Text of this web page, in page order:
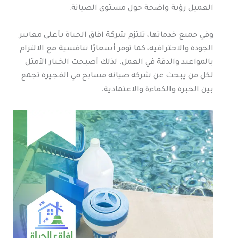
العميل رؤية واضحة حول مستوى الصيانة.
وفي جميع خدماتها، تلتزم شركة افاق الحياة بأعلى معايير
الجودة والاحترافية، كما توفر أسعارًا تنافسية مع الالتزام
بالمواعيد والدقة في العمل. لذلك أصبحت الخيار الأمثل
لكل من يبحث عن شركة صيانة مسابح في الفجيرة تجمع
بين الخبرة والكفاءة والاعتمادية.